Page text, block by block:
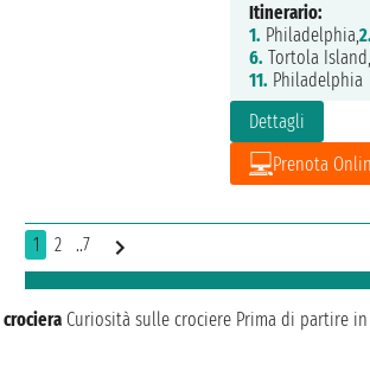
Dettagli
Prenota
Itinerario:
1. Philadelphia,2.
6. Tortola
11. Philadelphia
1 2 ..7
Curiosità sulle crociere Prima di partire